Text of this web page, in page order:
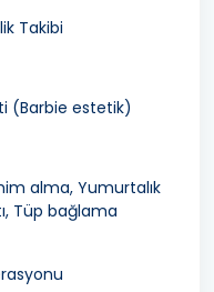
Takibi
(Barbie estetik)
alma, Yumurtalık
Tüp bağlama